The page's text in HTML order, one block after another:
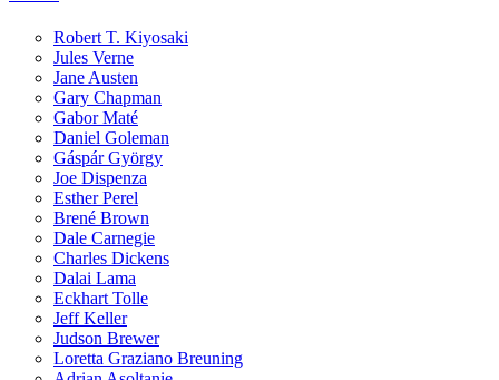
Robert T. Kiyosaki
Jules Verne
Jane Austen
Gary Chapman
Gabor Maté
Daniel Goleman
Gáspár György
Joe Dispenza
Esther Perel
Brené Brown
Dale Carnegie
Charles Dickens
Dalai Lama
Eckhart Tolle
Jeff Keller
Judson Brewer
Loretta Graziano Breuning